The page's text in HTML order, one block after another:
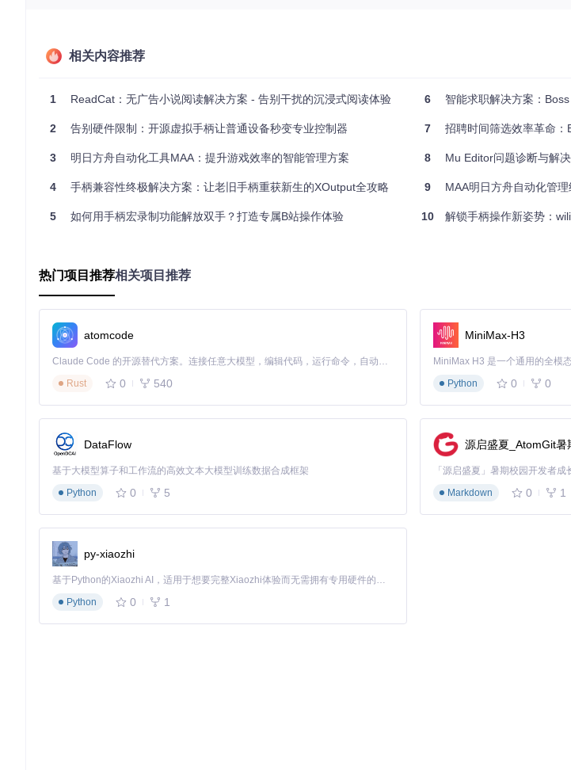
难度等级：专家
优点
：高度自定义、支持高级渲染调整
基础文件部署方案
操作目标 ：手动配置游戏汉化补丁
执行要点：
定位Linux系统下的补丁目录：~/.config/rpcs3/patches/
Version: 1.0
Name: "中文语言支持"
Author: "社区贡献者"
Games:
NPUB30834:
-
验证标准：重启模拟器后游戏标题显示为中文
操作目标
执行要点
：
选择"管理游戏补丁"选项
点击"添加新补丁"并导入YAML文件
启用补丁并设置为"优先加载"验证标准：补丁列表中显示"已激活"状态
开发者模式定制方案
操作目标
执行要点：
在设置中启用"开发者模式"
进入"高级设置" > "图形" > "字体配置"
相关内容推荐
1 ReadCat：无广告小说阅读解决方案 - 告别干扰的沉浸式阅读体验
2 告别硬件限制：开源虚拟手柄让普通设备秒变专业控制器
3 明日方舟自动化工具MAA：提升游戏效率的智能管理方案
4 手柄兼容性终极解决方案：让老旧手柄重获新生的XOutput全攻略
5 如何用手柄宏录制功能解放双手？打造专属B站操作体验
6 智能求职解决方案：
7 招聘时间筛选效率革命
8 Mu Editor问题诊断与解
9 MAA明日方舟自动化管理
10 解锁手柄操作新姿势：
热门项目推荐相关项目推荐
atomcode
Claude Code 的开源替代方案。连接任意大模型，编辑代码，运行命令，自动验证 — 全自动执行。用 Rust 构建，极致性能。 ｜ An open-source alternative to Claude Code. Connect any LLM, edit code, run commands, and verify changes — autonomously. Built in Rust for speed. Get Started
Rust
0 540
MiniMax-H3
Python
0 0
DataFlow
基于大模型算子和工作流的高效文本大模型训练数据合成框架
Python
0 5
源启盛夏_AtomGit暑
Markdown
0 1
py-xiaozhi
基于Python的Xiaozhi AI，适用于想要完整Xiaozhi体验而无需拥有专用硬件的用户。
Python
0 1